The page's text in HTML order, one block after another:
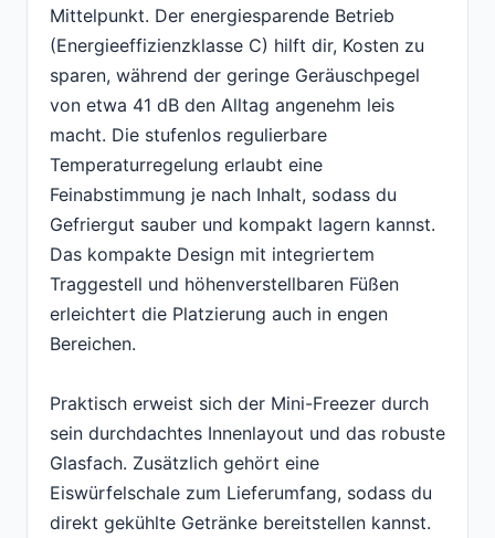
Mittelpunkt. Der energiesparende Betrieb
(Energieeffizienzklasse C) hilft dir, Kosten zu
sparen, während der geringe Geräuschpegel
von etwa 41 dB den Alltag angenehm leis
macht. Die stufenlos regulierbare
Temperaturregelung erlaubt eine
Feinabstimmung je nach Inhalt, sodass du
Gefriergut sauber und kompakt lagern kannst.
Das kompakte Design mit integriertem
Traggestell und höhenverstellbaren Füßen
erleichtert die Platzierung auch in engen
Bereichen.
Praktisch erweist sich der Mini-Freezer durch
sein durchdachtes Innenlayout und das robuste
Glasfach. Zusätzlich gehört eine
Eiswürfelschale zum Lieferumfang, sodass du
direkt gekühlte Getränke bereitstellen kannst.